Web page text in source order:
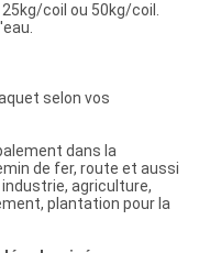
coil ou 50kg/coil.
selon vos
dans la
de fer, route et aussi
agriculture,
plantation pour la